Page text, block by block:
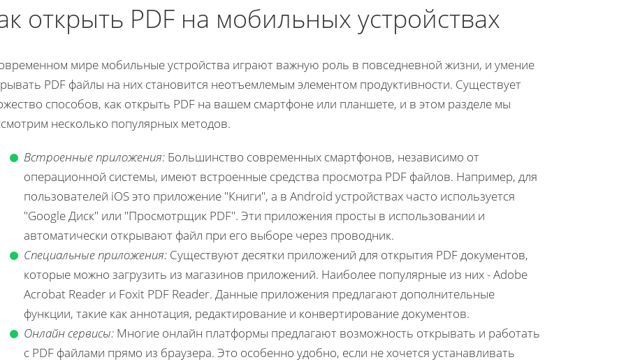
открыть PDF на мобильных устройствах
мире мобильные устройства играют важную роль в повседневной жизни, и умение
PDF файлы на них становится неотъемлемым элементом продуктивности. Существует
способов, как открыть PDF на вашем смартфоне или планшете, и в этом разделе мы
несколько популярных методов.
Встроенные приложения: Большинство современных смартфонов, независимо от
операционной системы, имеют встроенные средства просмотра PDF файлов. Например, для
пользователей iOS это приложение "Книги", а в Android устройствах часто используется
"Google Диск" или "Просмотрщик PDF". Эти приложения просты в использовании и
автоматически открывают файл при его выборе через проводник.
Специальные приложения: Существуют десятки приложений для открытия PDF документов,
которые можно загрузить из магазинов приложений. Наиболее популярные из них - Adobe
Acrobat Reader и Foxit PDF Reader. Данные приложения предлагают дополнительные
функции, такие как аннотация, редактирование и конвертирование документов.
Онлайн сервисы: Многие онлайн платформы предлагают возможность открывать и работать
с PDF файлами прямо из браузера. Это особенно удобно, если не хочется устанавливать